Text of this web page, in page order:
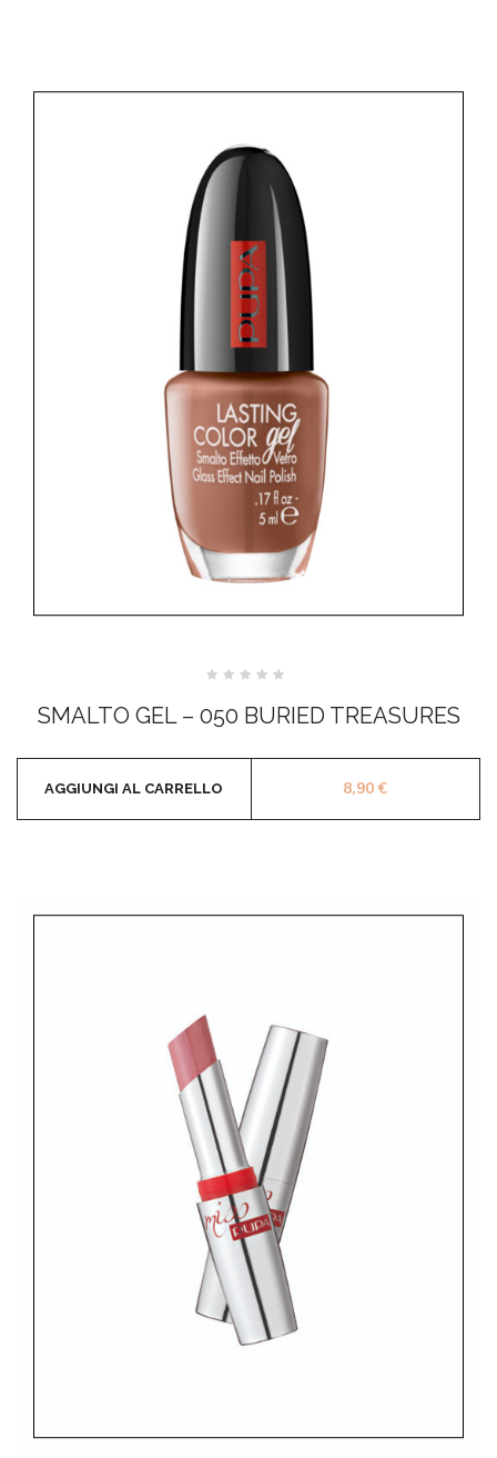
su
5
SMALTO GEL – 050 BURIED TREASURES
8,90€
AGGIUNGI AL CARRELLO